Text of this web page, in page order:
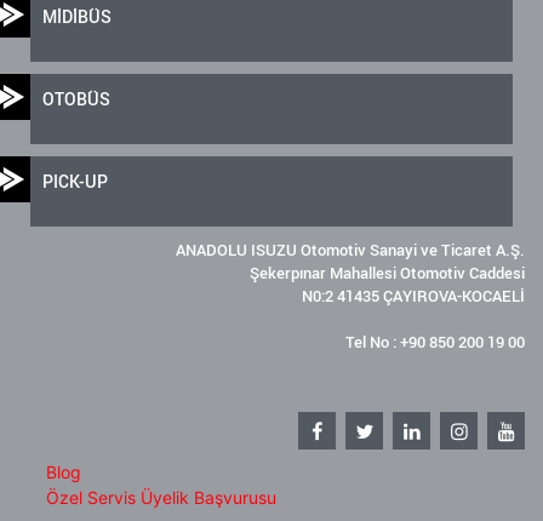
MİDİBÜS
OTOBÜS
PICK-UP
ANADOLU ISUZU Otomotiv Sanayi ve Ticaret A.Ş.
Şekerpınar Mahallesi Otomotiv Caddesi
N0:2 41435 ÇAYIROVA-KOCAELİ
Tel No : +90 850 200 19 00
Blog
Özel Servis Üyelik Başvurusu